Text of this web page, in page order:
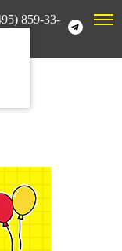
859-33-